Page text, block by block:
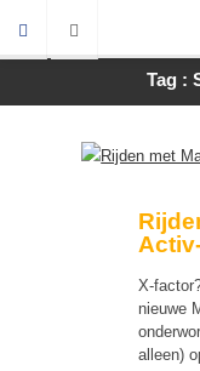
Tag :
X-
nieuwe
alleen)